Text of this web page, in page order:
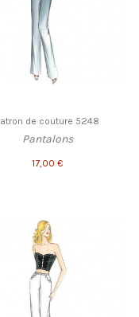
de couture 5248
Pantalons
17,00 €